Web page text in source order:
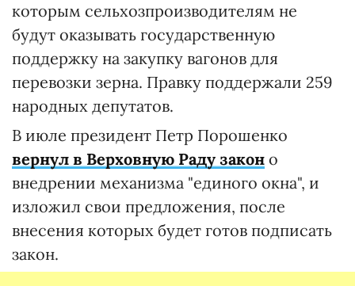
которым сельхозпроизводителям не
будут оказывать государственную
поддержку на закупку вагонов для
перевозки зерна. Правку поддержали 259
народных депутатов.
В июле президент Петр Порошенко
вернул в Верховную Раду закон о
внедрении механизма "единого окна", и
изложил свои предложения, после
внесения которых будет готов подписать
закон.